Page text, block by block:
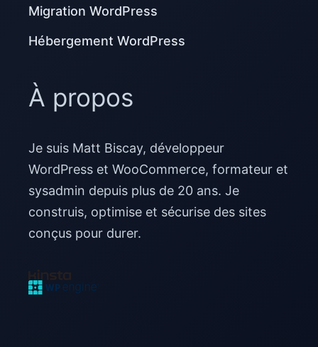
Migration WordPress
Hébergement WordPress
À propos
Je suis Matt Biscay, développeur
WordPress et WooCommerce, formateur et
sysadmin depuis plus de 20 ans. Je
construis, optimise et sécurise des sites
conçus pour durer.